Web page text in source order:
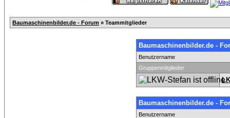
Baumaschinenbilder.de - Forum » Teammitglieder
Baumaschinenbilder.de -
Benutzername
Gruppenmitglieder
Baumaschinenbilder.de -
Benutzername